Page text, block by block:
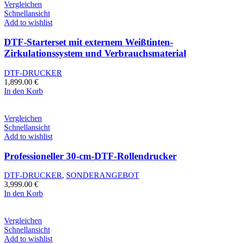
Vergleichen
Schnellansicht
Add to wishlist
DTF-Starterset mit externem Weißtinten-
Zirkulationssystem und Verbrauchsmaterial
DTF-DRUCKER
1,899.00 €
In den Korb
Vergleichen
Schnellansicht
Add to wishlist
Professioneller 30-cm-DTF-Rollendrucker
DTF-DRUCKER, SONDERANGEBOT
3,999.00 €
In den Korb
Vergleichen
Schnellansicht
Add to wishlist